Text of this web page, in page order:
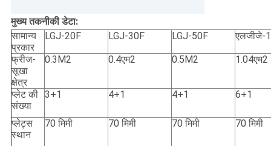
मुख्य तकनीकी डेटा:
सामान्य
प्रकार
LGJ-20F LGJ-30F LGJ-50F एलजीजे-
फ्रीज-
सूखा
क्षेत्र
0.3M2 0.4एम2 0.5M2 1.04एम2
प्लेट की
संख्या
3+1 4+1 4+1 6+1
प्लेट्स
स्थान
70 मिमी 70 मिमी 70 मिमी 70 मिमी